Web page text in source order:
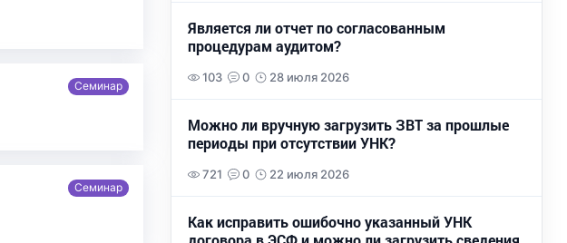
Семинар
Семинар
Является ли отчет по согласованным
процедурам аудитом?
103 0 28 июля 2026
Можно ли вручную загрузить ЗВТ за прошлые
периоды при отсутствии УНК?
721 0 22 июля 2026
Как исправить ошибочно указанный УНК